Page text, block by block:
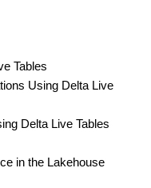
Tables
Using Delta Live
Delta Live Tables
in the Lakehouse